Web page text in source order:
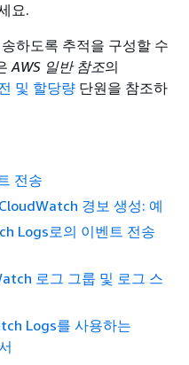
요.
하도록 추적을 구성할 수
AWS 일반 참조의
및 할당량 단원을 참조하
전송
경보 생성: 예
Logs로의 이벤트 전송
로그 그룹 및 로그 스
Logs를 사용하는